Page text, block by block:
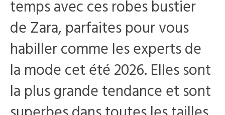
temps avec ces robes bustier
de Zara, parfaites pour vous
habiller comme les experts de
la mode cet été 2026. Elles sont
la plus grande tendance et sont